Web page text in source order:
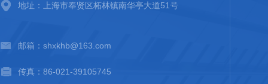
地址：上海市奉贤区柘林镇南华亭大道51号
邮箱：shxkhb@163.com
传真：86-021-39105745